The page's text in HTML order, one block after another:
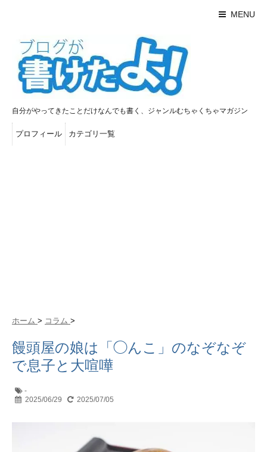
MENU
自分がやってきたことだけなんでも書く、ジャンルむちゃくちゃマガジン
プロフィール カテゴリ一覧
ホーム > コラム >
饅頭屋の娘は「◯んこ」のなぞなぞ
で息子と大喧嘩
-
2025/06/29
2025/07/05